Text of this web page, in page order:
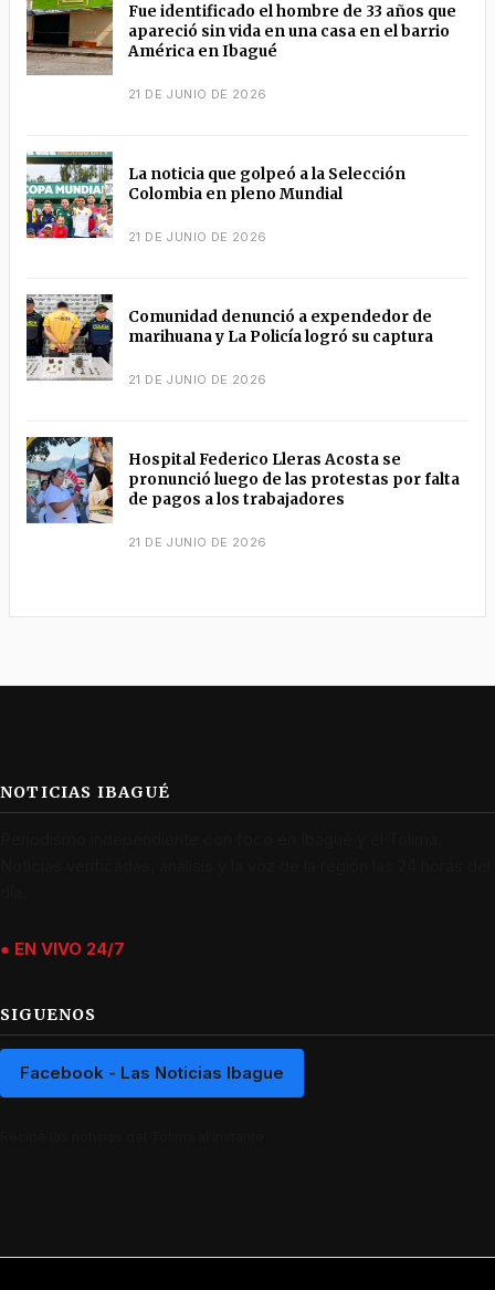
Fue identificado el hombre de 33 años que
apareció sin vida en una casa en el barrio
América en Ibagué
21 DE JUNIO DE 2026
La noticia que golpeó a la Selección
Colombia en pleno Mundial
21 DE JUNIO DE 2026
Comunidad denunció a expendedor de
marihuana y La Policía logró su captura
21 DE JUNIO DE 2026
Hospital Federico Lleras Acosta se
pronunció luego de las protestas por falta
de pagos a los trabajadores
21 DE JUNIO DE 2026
NOTICIAS IBAGUÉ
● EN VIVO 24/7
SIGUENOS
Facebook - Las Noticias Ibague